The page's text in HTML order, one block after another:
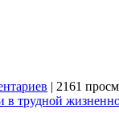
| 2161
в трудной